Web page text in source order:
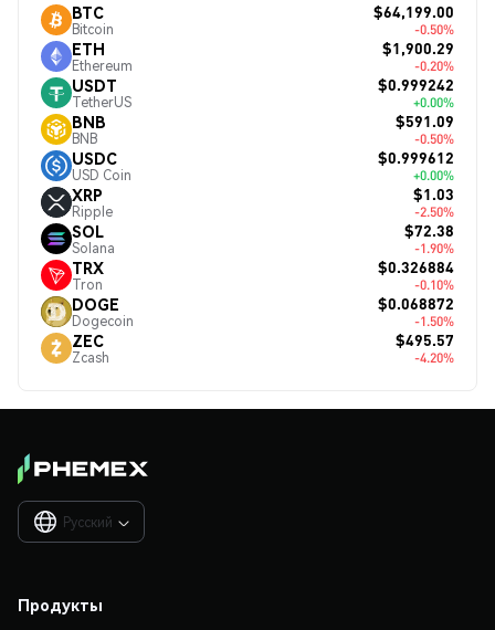
BTC
Bitcoin
$64,199.00
-0.50%
ETH
Ethereum
$1,900.29
-0.20%
USDT
TetherUS
$0.999242
+0.00%
BNB
BNB
$591.09
-0.50%
USDC
USD Coin
$0.999612
+0.00%
XRP
Ripple
$1.03
-2.50%
SOL
Solana
$72.38
-1.90%
TRX
Tron
$0.326884
-0.10%
DOGE
Dogecoin
$0.068872
-1.50%
ZEC
Zcash
$495.57
-4.20%
Русский 
Продукты